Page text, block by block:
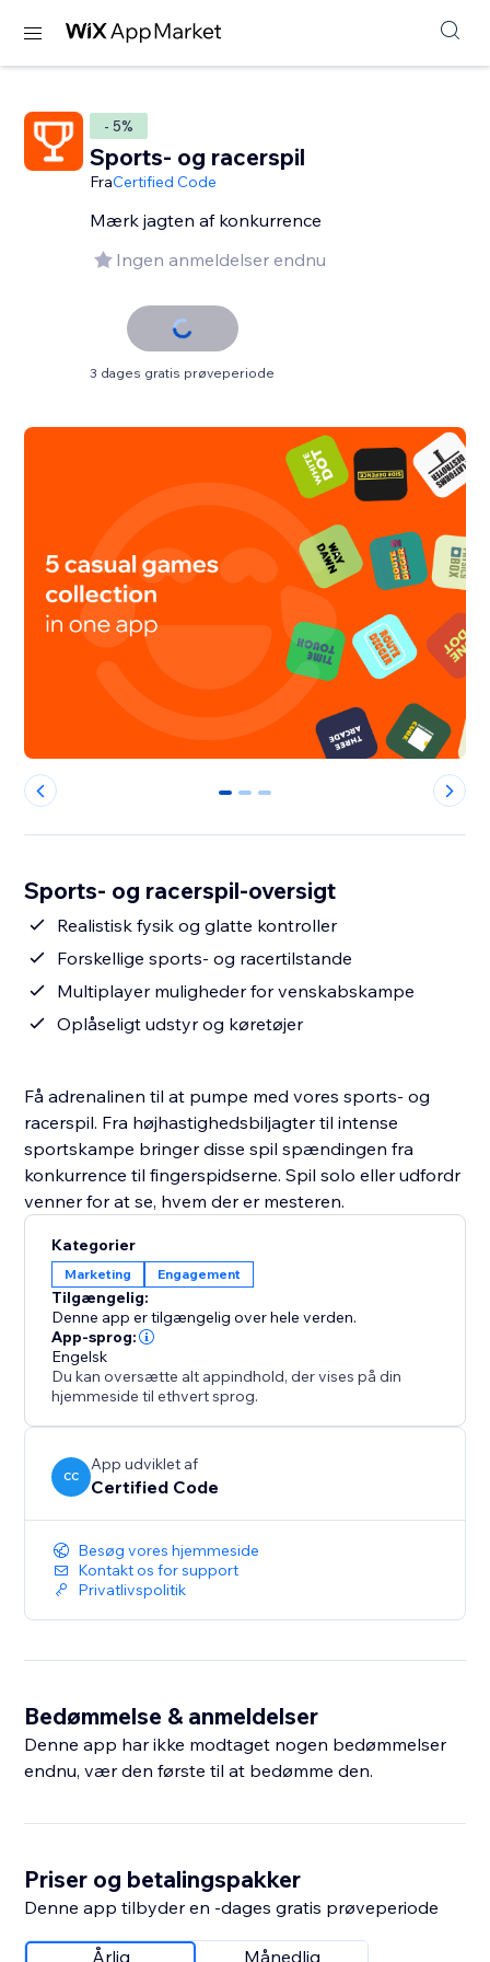
- 5%
Sports- og racerspil
FraCertified Code
Mærk jagten af konkurrence
Ingen anmeldelser endnu
3 dages gratis prøveperiode
0 1 2
Sports- og racerspil-oversigt
Realistisk fysik og glatte kontroller
Forskellige sports- og racertilstande
Multiplayer muligheder for venskabskampe
Oplåseligt udstyr og køretøjer
Få adrenalinen til at pumpe med vores sports- og
racerspil. Fra højhastighedsbiljagter til intense
sportskampe bringer disse spil spændingen fra
konkurrence til fingerspidserne. Spil solo eller udfordr
venner for at se, hvem der er mesteren.
Kategorier
Marketing Engagement
Tilgængelig:
Denne app er tilgængelig over hele verden.
App-sprog:
Engelsk
Du kan oversætte alt appindhold, der vises på din
hjemmeside til ethvert sprog.
CC
App udviklet af
Certified Code
Besøg vores hjemmeside
Kontakt os for support
Privatlivspolitik
Bedømmelse & anmeldelser
Denne app har ikke modtaget nogen bedømmelser
endnu, vær den første til at bedømme den.
Priser og betalingspakker
Denne app tilbyder en -dages gratis prøveperiode
Årlig Månedlig